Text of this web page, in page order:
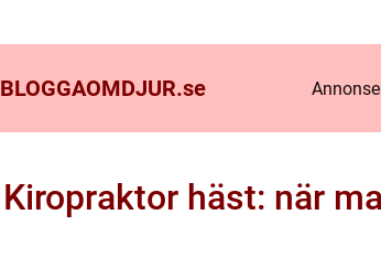
BLOGGAOMDJUR.se
Kiropraktor häst: när